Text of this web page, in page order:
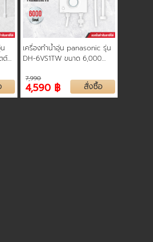
ต์
เครื่องทำน้ำอุ่น panasonic รุ่น
DH-6VS1TW ขนาด 6,000
ไฟเบอร์ 5 รับประกัน 5 ปี
7,990
4,590 ฿ สั่งซื้อ